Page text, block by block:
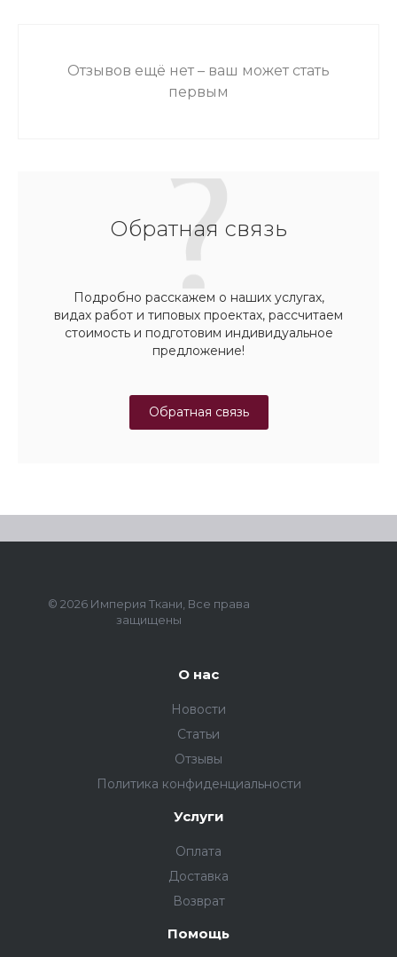
Отзывов ещё нет – ваш может стать
первым
Обратная связь
Подробно расскажем о наших услугах,
видах работ и типовых проектах, рассчитаем
стоимость и подготовим индивидуальное
предложение!
Обратная связь
© 2026 Империя Ткани, Все права
защищены
О нас
Новости
Статьи
Отзывы
Политика конфиденциальности
Услуги
Оплата
Доставка
Возврат
Помощь